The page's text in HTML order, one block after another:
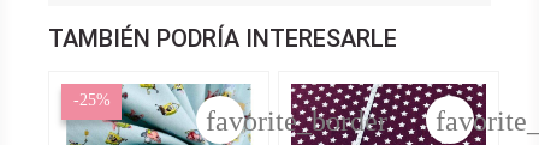
TAMBIÉN PODRÍA INTERESARLE
-25%
favorite_border